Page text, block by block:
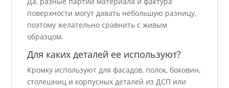
поверхности могут давать небольшую разницу,
поэтому желательно сравнить с живым
образцом.
Для каких деталей ее используют?
Кромку используют для фасадов, полок, боковин,
столешниц и корпусных деталей из ДСП или